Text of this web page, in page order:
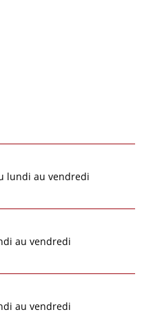
lundi au vendredi
au vendredi
au vendredi